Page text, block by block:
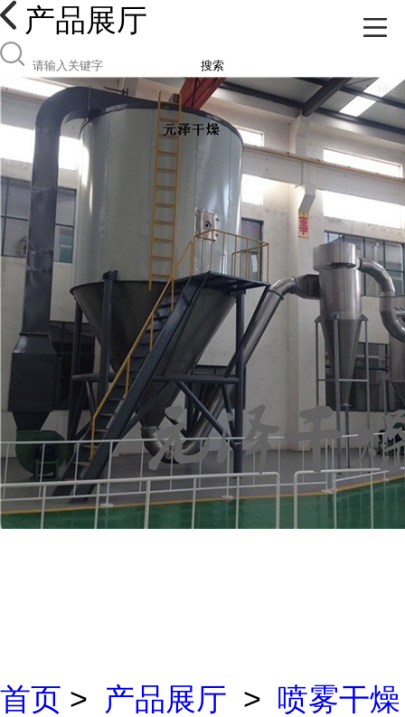
产品展厅
搜索
首页 > 产品展厅 > 喷雾干燥